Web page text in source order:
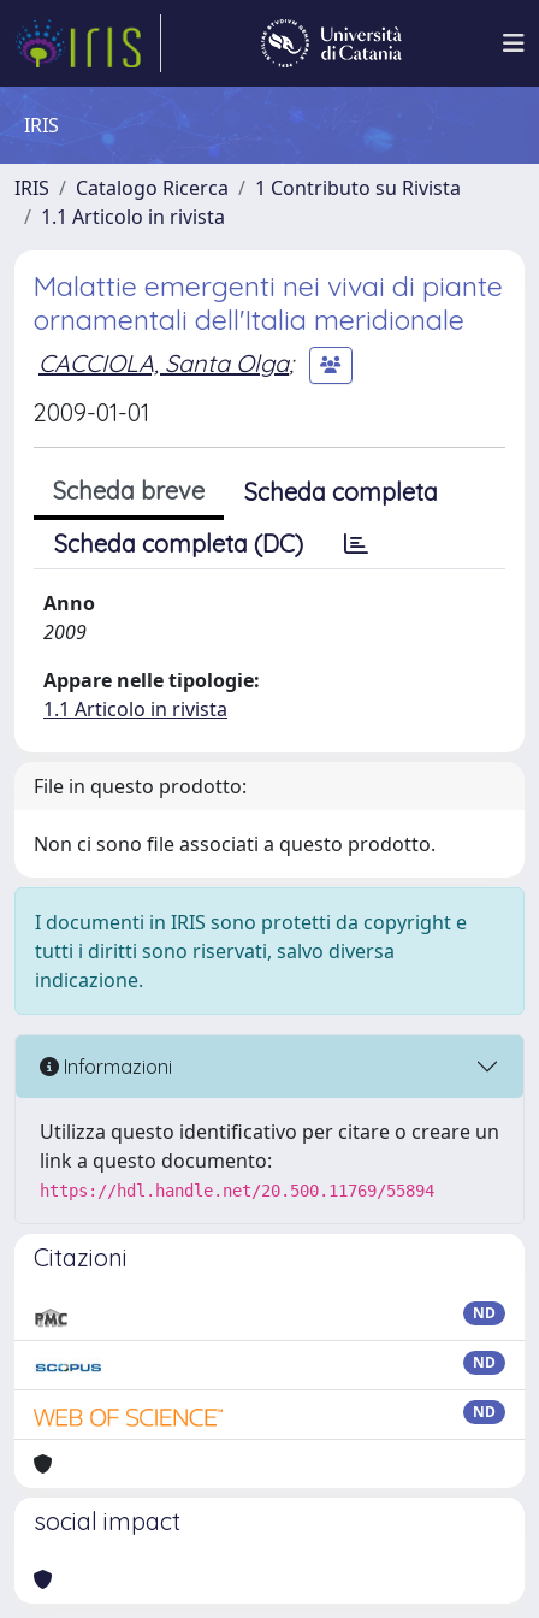
IRIS
IRIS Catalogo Ricerca
1 Contributo su Rivista
1.1 Articolo in rivista
Malattie emergenti nei vivai di piante
ornamentali dell'Italia meridionale
CACCIOLA, Santa Olga;
2009-01-01
Scheda breve
Scheda completa
Scheda completa (DC)
Anno
2009
Appare nelle tipologie:
1.1 Articolo in rivista
File in questo prodotto:
Non ci sono file associati a questo prodotto.
I documenti in IRIS sono protetti da copyright e
tutti i diritti sono riservati, salvo diversa
indicazione.
Informazioni
Utilizza questo identificativo per citare o creare un
link a questo documento:
https://hdl.handle.net/20.500.11769/55894
Citazioni
ND
ND
ND
social impact